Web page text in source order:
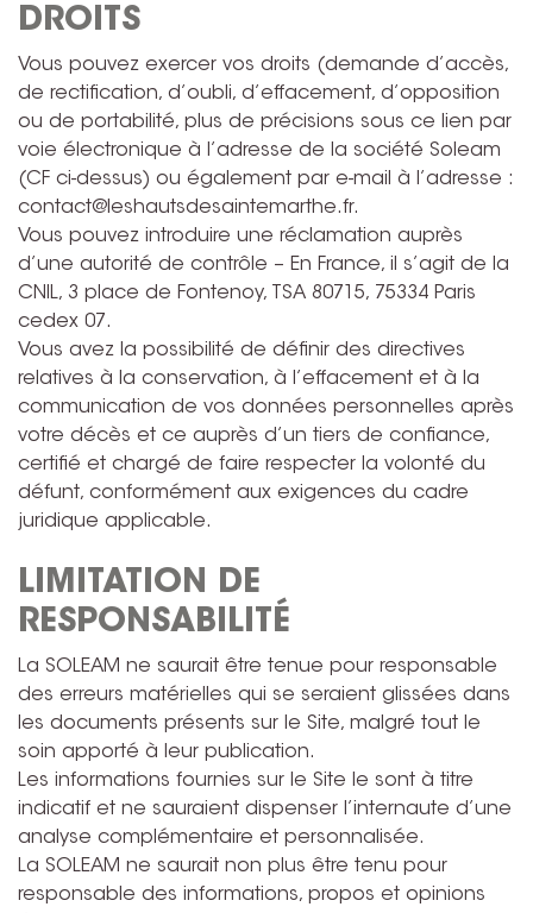
DROITS
Vous pouvez exercer vos droits (demande d’accès,
de rectification, d’oubli, d’effacement, d’opposition
ou de portabilité, plus de précisions sous ce lien par
voie électronique à l’adresse de la société Soleam
(CF ci-dessus) ou également par e-mail à l’adresse :
contact@leshautsdesaintemarthe.fr.
Vous pouvez introduire une réclamation auprès
d’une autorité de contrôle – En France, il s’agit de la
CNIL, 3 place de Fontenoy, TSA 80715, 75334 Paris
cedex 07.
Vous avez la possibilité de définir des directives
relatives à la conservation, à l’effacement et à la
communication de vos données personnelles après
votre décès et ce auprès d’un tiers de confiance,
certifié et chargé de faire respecter la volonté du
défunt, conformément aux exigences du cadre
juridique applicable.
LIMITATION DE
RESPONSABILITÉ
La SOLEAM ne saurait être tenue pour responsable
des erreurs matérielles qui se seraient glissées dans
les documents présents sur le Site, malgré tout le
soin apporté à leur publication.
Les informations fournies sur le Site le sont à titre
indicatif et ne sauraient dispenser l’internaute d’une
analyse complémentaire et personnalisée.
La SOLEAM ne saurait non plus être tenu pour
responsable des informations, propos et opinions